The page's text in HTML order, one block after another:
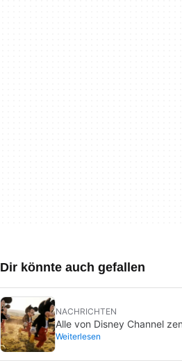
Dir könnte auch gefallen
NACHRICHTEN
Alle von Disney Channel
beliebtesten Serien… mit
Weiterlesen